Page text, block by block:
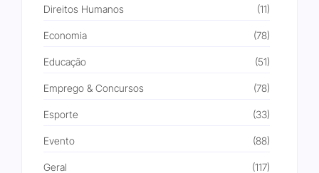
Direitos Humanos (11)
Economia (78)
Educação (51)
Emprego & Concursos (78)
Esporte (33)
Evento (88)
Geral (117)